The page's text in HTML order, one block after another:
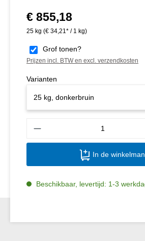
Normale prijs:
€ 855,18
25 kg (€ 34,21* / 1 kg)
Grof tonen?
Prijzen incl. BTW en excl. verzendkosten
Varianten
In de
Beschikbaar, levertijd: 1-3